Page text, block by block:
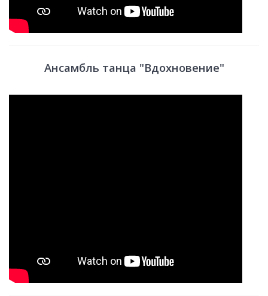
Ансамбль танца "Вдохновение"